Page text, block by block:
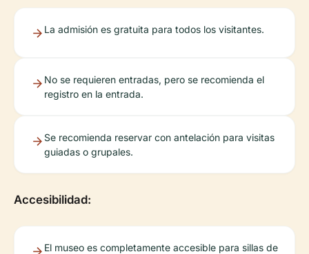
La admisión es gratuita para todos los visitantes.
No se requieren entradas, pero se recomienda el
registro en la entrada.
Se recomienda reservar con antelación para visitas
guiadas o grupales.
Accesibilidad:
El museo es completamente accesible para sillas de